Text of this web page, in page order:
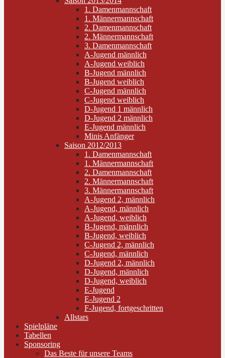
1. Damenmannschaft
1. Männermannschaft
2. Damenmannschaft
2. Männermannschaft
3. Damenmannschaft
A-Jugend männlich
A-Jugend weiblich
B-Jugend männlich
B-Jugend weiblich
C-Jugend männlich
C-Jugend weiblich
D-Jugend 1 männlich
D-Jugend 2 männlich
E-Jugend männlich
Minis Anfänger
Saison 2012/2013
1. Damenmannschaft
1. Männermannschaft
2. Damenmannschaft
2. Männermannschaft
3. Männermannschaft
A-Jugend 2, männlich
A-Jugend, männlich
A-Jugend, weiblich
B-Jugend, männlich
B-Jugend, weiblich
C-Jugend 2, männlich
C-Jugend, männlich
D-Jugend 2, männlich
D-Jugend, männlich
D-Jugend, weiblich
E-Jugend
E-Jugend 2
F-Jugend, fortgeschritten
Allstars
Spielpläne
Tabellen
Sponsoring
Das Beste für unsere Teams